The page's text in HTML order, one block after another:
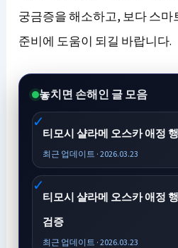
궁금증을 해소하고, 보다 스마
준비에 도움이 되길 바랍니다.
놓치면 손해인 글 모음
티모시 샬라메 오스카 애정
최근 업데이트 · 2026.03.23
티모시 샬라메 오스카 애정
검증
최근 업데이트 · 2026.03.23